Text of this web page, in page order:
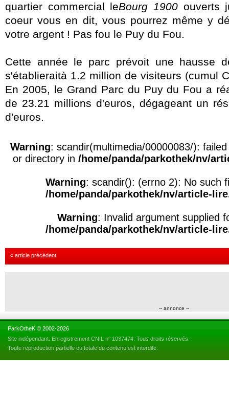
quartier commercial leBourg 1900 ouverts
coeur vous en dit, vous pourrez même y
votre argent ! Pas fou le Puy du Fou.
Cette année le parc prévoit une hausse
s'établieraità 1.2 million de visiteurs (cumul
En 2005, le Grand Parc du Puy du Fou a
de 23.21 millions d'euros, dégageant un
d'euros.
Warning: scandir(multimedia/00000083/):
or directory in /home/panda/parkothek/nv/
Warning: scandir(): (errno 2): No such
/home/panda/parkothek/nv/article-
Warning: Invalid argument supplied
/home/panda/parkothek/nv/article-
« article précédent
-- annonce --
ParkOtheK © 2002-2026
Site indépendant. Enregistrement CNIL n° 1037474. Tous droits réservés.
Toute reproduction partielle ou totale du contenu est interdite.